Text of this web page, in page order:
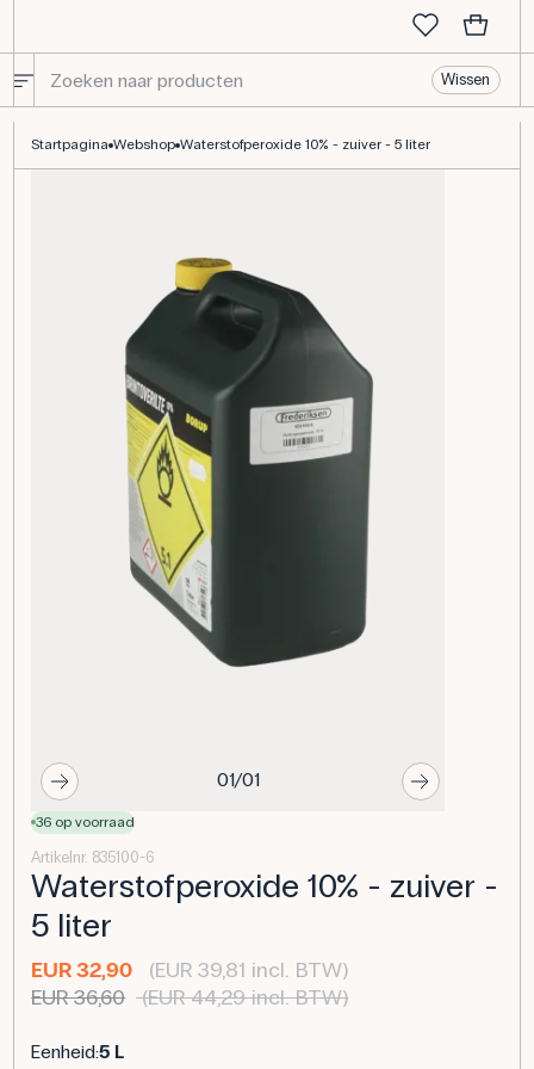
Wissen
Startpagina Webshop Waterstofperoxide 10% - zuiver - 5 liter
01/01
36 op voorraad
Artikelnr. 835100-6
Waterstofperoxide 10% - zuiver -
5 liter
EUR 32,90
(EUR 39,81 incl. BTW)
EUR 36,60 (EUR 44,29 incl. BTW)
Eenheid:5 L